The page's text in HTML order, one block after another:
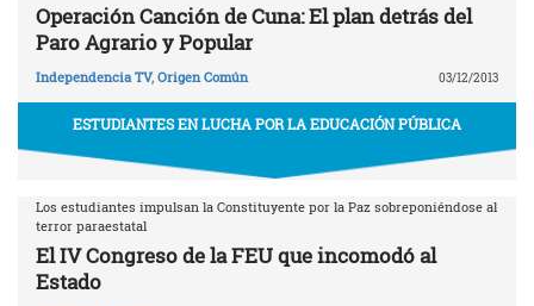
Operación Canción de Cuna: El plan detrás del
Paro Agrario y Popular
Independencia TV, Origen Común 03/12/2013
ESTUDIANTES EN LUCHA POR LA EDUCACIÓN PÚBLICA
Los estudiantes impulsan la Constituyente por la Paz sobreponiéndose al
terror paraestatal
El IV Congreso de la FEU que incomodó al
Estado